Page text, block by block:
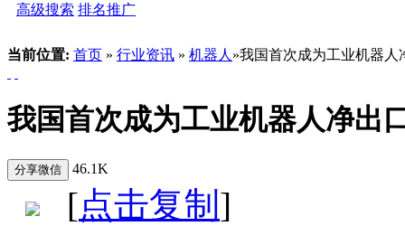
高级搜索 排名推广
当前位置: 首页 » 行业资讯 » 机器人 »我国首次成为工业机器人
我国首次成为工业机器人净出
46.1K
[点击复制 ]